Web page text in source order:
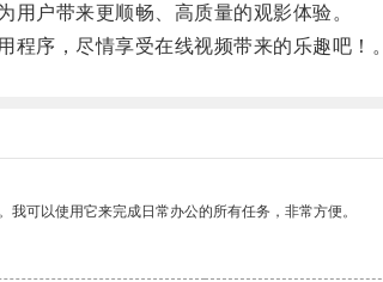
户带来更顺畅、高质量的观影体验。
序，尽情享受在线视频带来的乐趣吧！。
可以使用它来完成日常办公的所有任务，非常方便。